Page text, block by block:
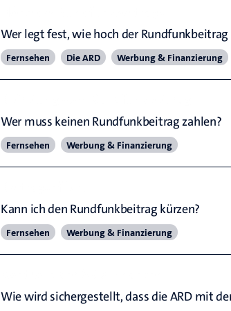
Wer legt fest, wie hoch der Rundfunkbeitrag
Fernsehen Die ARD Werbung & Finanzierung
Wer muss keinen Rundfunkbeitrag zahlen?
Fernsehen Werbung & Finanzierung
Kann ich den Rundfunkbeitrag kürzen?
Fernsehen Werbung & Finanzierung
Wie wird sichergestellt, dass die ARD mit